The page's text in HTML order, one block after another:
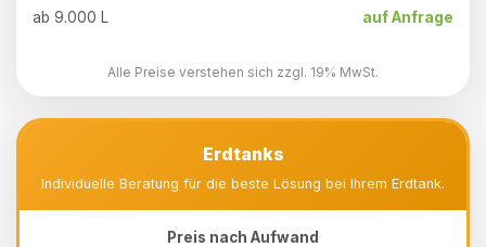
ab 9.000 L auf Anfrage
Alle Preise verstehen sich zzgl. 19% MwSt.
Erdtanks
Individuelle Beratung für die beste Lösung bei Ihrem Erdtank.
Preis nach Aufwand